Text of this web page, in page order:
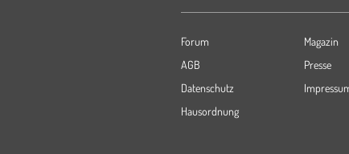
Forum
Magazin
AGB
Presse
Datenschutz
Hausordnung